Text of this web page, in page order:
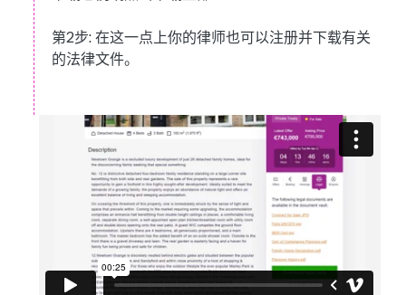
第2步:在这一点上你的律师也可以注册并下载有关
的法律文件。